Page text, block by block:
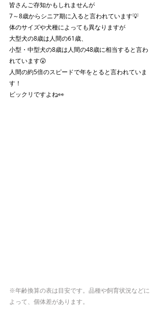
皆さんご存知かもしれませんが
7～8歳からシニア期に入ると言われています💡
体のサイズや犬種によっても異なりますが
大型犬の8歳は人間の61歳、
小型・中型犬の8歳は人間の48歳に相当すると言わ
れています😮
人間の約5倍のスピードで年をとると言われていま
す！
ビックリですよね👀
※年齢換算の表は目安です。品種や飼育状況などに
よって、個体差があります。